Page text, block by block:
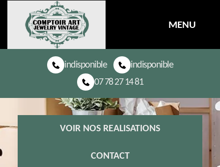
MENU
indisponible
indisponible
07 78 27 14 81
VOIR NOS REALISATIONS
CONTACT